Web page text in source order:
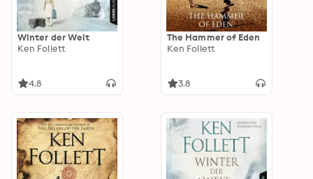
Winter der Welt
Ken Follett
4.8
The Hammer of Eden
Ken Follett
3.8